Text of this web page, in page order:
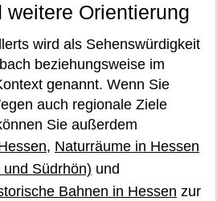
weitere Orientierung
wird als Sehenswürdigkeit
beziehungsweise im
genannt. Wenn Sie
auch regionale Ziele
Sie außerdem
, Naturräume in Hessen
Südrhön) und
Bahnen in Hessen zur